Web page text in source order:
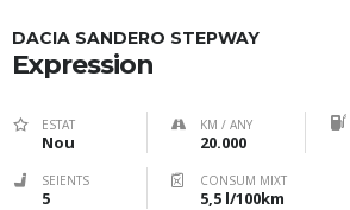
DACIA SANDERO STEPWAY
Expression
ESTAT
Nou
KM / ANY
20.000
SEIENTS
5
CONSUM MIXT
5,5 l/100km